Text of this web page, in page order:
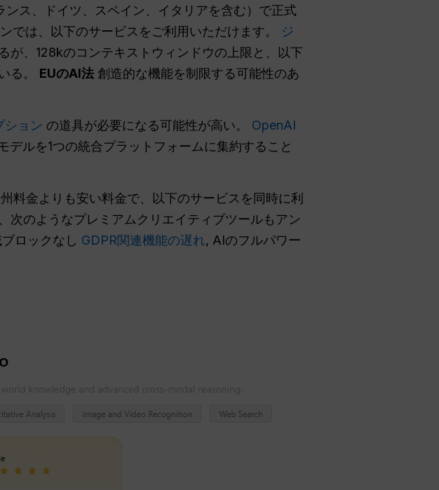
ス、ドイツ、スペイン、イタリアを含む）で正式
では、以下のサービスをご利用いただけます。 ジ
が、128kのコンテキストウィンドウの上限と、以下
る。 EUのAI法 創造的な機能を制限する可能性のあ
ション の道具が必要になる可能性が高い。 OpenAI
デルを1つの統合プラットフォームに集約すること
料金よりも安い料金で、以下のサービスを同時に利
次のようなプレミアムクリエイティブツールもアン
ロックなし GDPR関連機能の遅れ, AIのフルパワー